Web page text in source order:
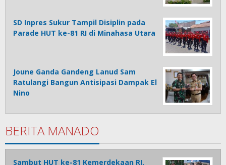
SD Inpres Sukur Tampil Disiplin pada
Parade HUT ke-81 RI di Minahasa Utara
Joune Ganda Gandeng Lanud Sam
Ratulangi Bangun Antisipasi Dampak El
Nino
BERITA MANADO
Sambut HUT ke-81 Kemerdekaan RI,